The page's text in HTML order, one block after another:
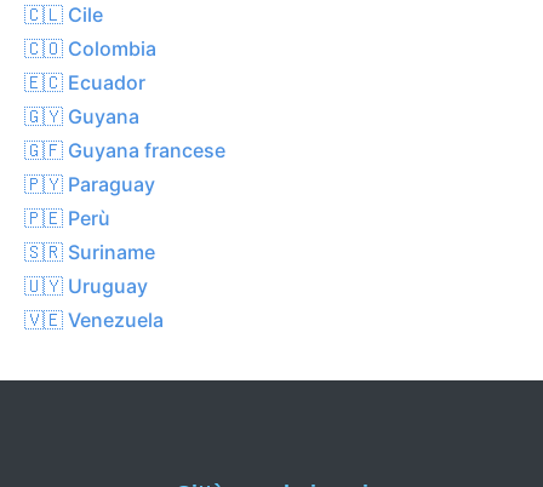
🇨🇱 Cile
🇨🇴 Colombia
🇪🇨 Ecuador
🇬🇾 Guyana
🇬🇫 Guyana francese
🇵🇾 Paraguay
🇵🇪 Perù
🇸🇷 Suriname
🇺🇾 Uruguay
🇻🇪 Venezuela